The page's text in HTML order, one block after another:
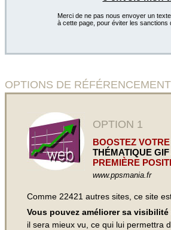
Merci de ne pas nous envoyer un
à cette page, pour éviter les
OPTIONS DE
OPTION 1
BOOSTEZ
THÉMATIQUE
PREMIÈRE
www.ppsmania.fr
Comme 22421 autres sites, ce site
Vous pouvez améliorer sa
il sera mieux vu, ce qui lui permettra